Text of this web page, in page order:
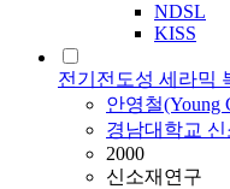
NDSL
KISS
전기전도성 세라믹
안영철(Young
경남대학교
2000
신소재연구